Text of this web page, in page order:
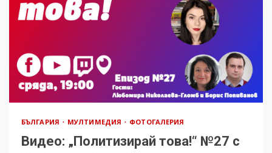
БЪЛГАРИЯ МУЛТИМЕДИЯ ФОТОГАЛЕРИЯ
Видео: „Политизирай това!“ №27 с